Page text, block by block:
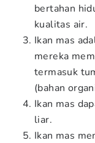
bertahan
kualitas air.
Ikan mas
mereka
termasuk
(bahan
Ikan mas
liar.
Ikan mas